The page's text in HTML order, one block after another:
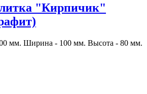
"Кирпичик"
мм. Ширина - 100 мм. Высота - 80 мм.